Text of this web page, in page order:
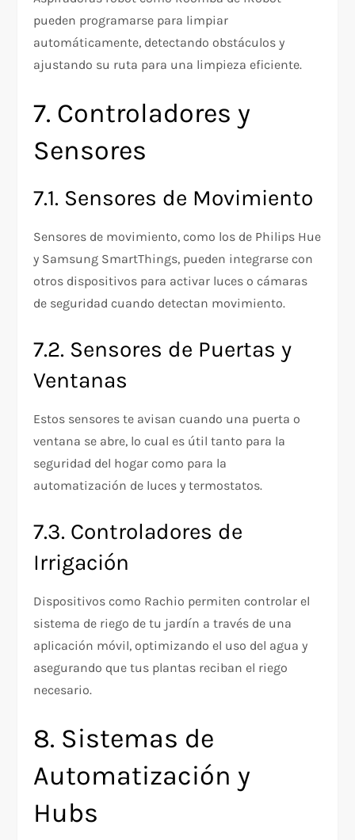
pueden programarse para limpiar
automáticamente, detectando obstáculos y
ajustando su ruta para una limpieza eficiente.
7. Controladores y
Sensores
7.1. Sensores de Movimiento
Sensores de movimiento, como los de Philips Hue
y Samsung SmartThings, pueden integrarse con
otros dispositivos para activar luces o cámaras
de seguridad cuando detectan movimiento.
7.2. Sensores de Puertas y
Ventanas
Estos sensores te avisan cuando una puerta o
ventana se abre, lo cual es útil tanto para la
seguridad del hogar como para la
automatización de luces y termostatos.
7.3. Controladores de
Irrigación
Dispositivos como Rachio permiten controlar el
sistema de riego de tu jardín a través de una
aplicación móvil, optimizando el uso del agua y
asegurando que tus plantas reciban el riego
necesario.
8. Sistemas de
Automatización y
Hubs